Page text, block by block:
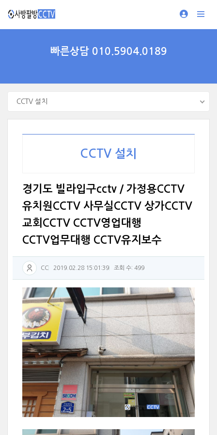
빠른상담 010.5904.0189
CCTV 설치
CCTV 설치
경기도 빌라입구cctv / 가정용CCTV
유치원CCTV 사무실CCTV 상가CCTV
교회CCTV CCTV영업대행
CCTV업무대행 CCTV유지보수
CC 2019.02.28 15:01:39 조회 수: 499